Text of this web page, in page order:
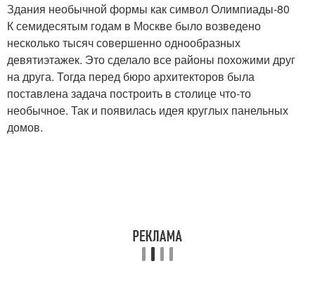
Здания необычной формы как символ Олимпиады-80
К семидесятым годам в Москве было возведено
несколько тысяч совершенно однообразных
девятиэтажек. Это сделало все районы похожими друг
на друга. Тогда перед бюро архитекторов была
поставлена задача построить в столице что-то
необычное. Так и появилась идея круглых панельных
домов.